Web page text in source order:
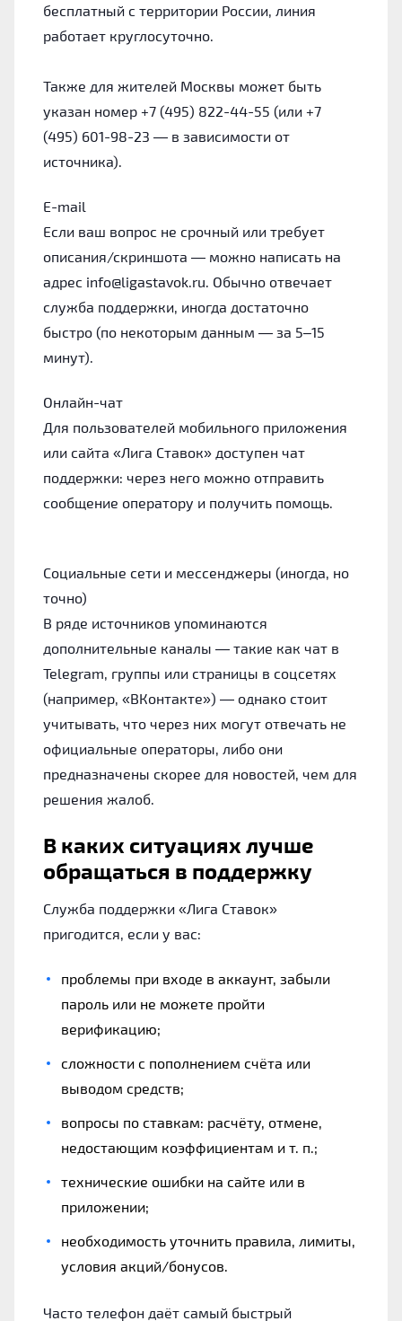
бесплатный с территории России, линия
работает круглосуточно.
Также для жителей Москвы может быть
указан номер +7 (495) 822-44-55 (или +7
(495) 601-98-23 — в зависимости от
источника).
E-mail
Если ваш вопрос не срочный или требует
описания/скриншота — можно написать на
адрес info@ligastavok.ru. Обычно отвечает
служба поддержки, иногда достаточно
быстро (по некоторым данным — за 5–15
минут).
Онлайн-чат
Для пользователей мобильного приложения
или сайта «Лига Ставок» доступен чат
поддержки: через него можно отправить
сообщение оператору и получить помощь.
Социальные сети и мессенджеры (иногда, но
точно)
В ряде источников упоминаются
дополнительные каналы — такие как чат в
Telegram, группы или страницы в соцсетях
(например, «ВКонтакте») — однако стоит
учитывать, что через них могут отвечать не
официальные операторы, либо они
предназначены скорее для новостей, чем для
решения жалоб.
В каких ситуациях лучше
обращаться в поддержку
Служба поддержки «Лига Ставок»
пригодится, если у вас:
проблемы при входе в аккаунт, забыли
пароль или не можете пройти
верификацию;
сложности с пополнением счёта или
выводом средств;
вопросы по ставкам: расчёту, отмене,
недостающим коэффициентам и т. п.;
технические ошибки на сайте или в
приложении;
необходимость уточнить правила, лимиты,
условия акций/бонусов.
Часто телефон даёт самый быстрый